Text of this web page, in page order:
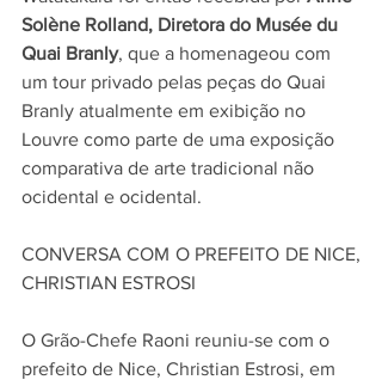
Solène Rolland, Diretora do Musée du
Quai Branly, que a homenageou com
um tour privado pelas peças do Quai
Branly atualmente em exibição no
Louvre como parte de uma exposição
comparativa de arte tradicional não
ocidental e ocidental.
CONVERSA COM O PREFEITO DE NICE,
CHRISTIAN ESTROSI
O Grão-Chefe Raoni reuniu-se com o
prefeito de Nice, Christian Estrosi, em